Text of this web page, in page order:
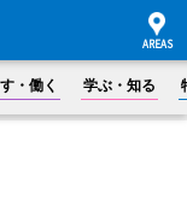
・働く 学ぶ・知る